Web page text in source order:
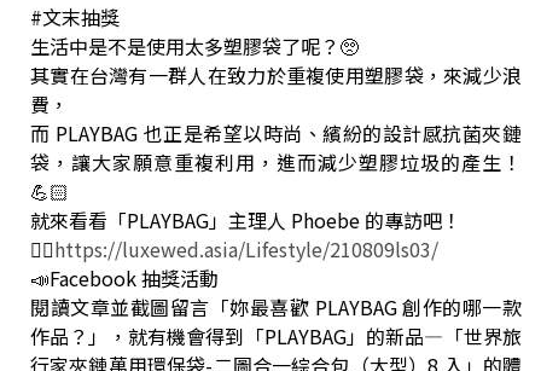
#文末抽獎
生活中是不是使用太多塑膠袋了呢？🥺
其實在台灣有一群人在致力於重複使用塑膠袋，來減少浪
費，
而 PLAYBAG 也正是希望以時尚、繽紛的設計感抗菌夾鏈
袋，讓大家願意重複利用，進而減少塑膠垃圾的產生！
💪🏻
就來看看「PLAYBAG」主理人 Phoebe 的專訪吧！
👉🏻https://luxewed.asia/Lifestyle/210809ls03/
📣Facebook 抽獎活動
閱讀文章並截圖留言「妳最喜歡 PLAYBAG 創作的哪一款
作品？」，就有機會得到「PLAYBAG」的新品—「世界旅
行家夾鏈萬用環保袋-二圖合一綜合包（大型）8 入」的體